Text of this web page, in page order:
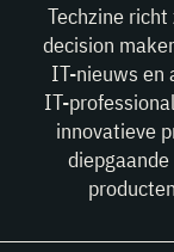
Techzine
decision
IT-nieuws en
IT-
innovatieve